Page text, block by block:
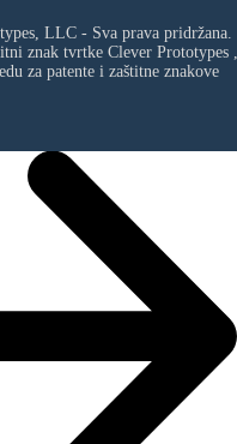
LLC - Sva prava pridržana.
znak tvrtke Clever Prototypes ,
za patente i zaštitne znakove